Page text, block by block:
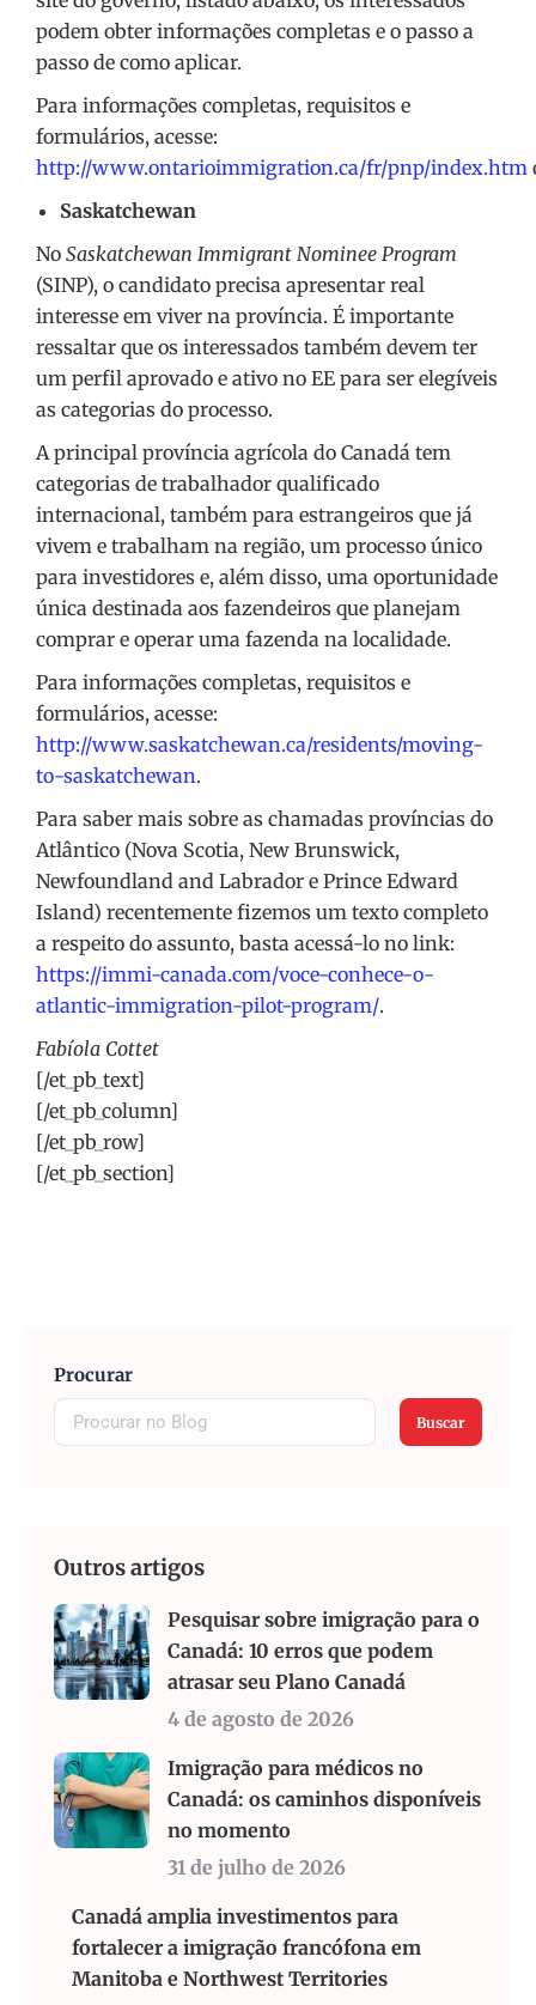
podem obter informações completas e o passo a
passo de como aplicar.
Para informações completas, requisitos e
formulários, acesse:
http://www.ontarioimmigration.ca/fr/pnp/index.htm
Saskatchewan
No Saskatchewan Immigrant Nominee Program
(SINP), o candidato precisa apresentar real
interesse em viver na província. É importante
ressaltar que os interessados também devem ter
um perfil aprovado e ativo no EE para ser elegíveis
as categorias do processo.
A principal província agrícola do Canadá tem
categorias de trabalhador qualificado
internacional, também para estrangeiros que já
vivem e trabalham na região, um processo único
para investidores e, além disso, uma oportunidade
única destinada aos fazendeiros que planejam
comprar e operar uma fazenda na localidade.
Para informações completas, requisitos e
formulários, acesse:
http://www.saskatchewan.ca/residents/moving-
to-saskatchewan.
Para saber mais sobre as chamadas províncias do
Atlântico (Nova Scotia, New Brunswick,
Newfoundland and Labrador e Prince Edward
Island) recentemente fizemos um texto completo
a respeito do assunto, basta acessá-lo no link:
https://immi-canada.com/voce-conhece-o-
atlantic-immigration-pilot-program/.
Fabíola Cottet
[/et_pb_text]
[/et_pb_column]
[/et_pb_row]
[/et_pb_section]
Procurar
Buscar
Outros artigos
Pesquisar sobre imigração para o
Canadá: 10 erros que podem
atrasar seu Plano Canadá
4 de agosto de 2026
Imigração para médicos no
Canadá: os caminhos disponíveis
no momento
31 de julho de 2026
Canadá amplia investimentos para
fortalecer a imigração francófona em
Manitoba e Northwest Territories